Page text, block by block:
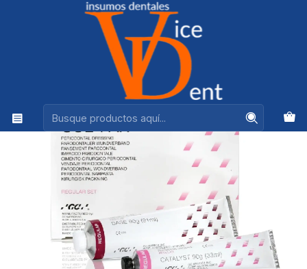
Ventas +56944575313
PERIODONCIA, CIRUGIA Y LIMPIEZA
CEMENTO QUIRURGICO PERIODONTAL COE PAK